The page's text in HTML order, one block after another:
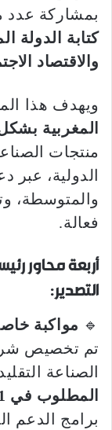
بمشاركة عدد
كتابة الدولة
والاقتصاد
ويهدف هذا
المغربية
منتجات
الدولية، عبر
والمتوسطة،
فعالة.
أربعة محاور
التصدير:
🔹 مواكبة
تم تخصيص
الصناعة
المطلوب في 1 مليون درهم فقط
برامج الدعم